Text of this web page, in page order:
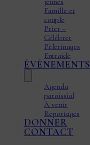
Famille et
couple
Prier –
Célébrer
Pèlerinages
Entraide
ÉVÉNEMENTS
Agenda
paroissial
À venir
Reportages
DONNER
CONTACT